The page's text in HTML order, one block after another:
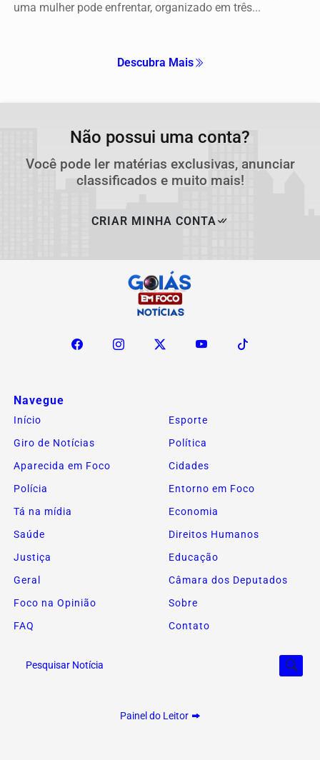
uma mulher pode enfrentar, organizado em três...
Descubra Mais
Não possui uma conta?
Você pode ler matérias exclusivas, anunciar
classificados e muito mais!
CRIAR MINHA CONTA
Navegue
Início
Esporte
Giro de Notícias
Política
Aparecida em Foco
Cidades
Polícia
Entorno em Foco
Tá na mídia
Economia
Saúde
Direitos Humanos
Justiça
Educação
Geral
Câmara dos Deputados
Foco na Opinião
Sobre
FAQ
Contato
Pesquisar Notícia
Painel do Leitor